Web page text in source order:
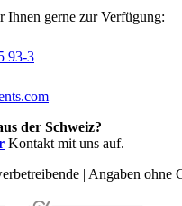
Ihnen gerne zur Verfügung:
93-3
der Schweiz?
Kontakt mit uns auf.
| Angaben ohne